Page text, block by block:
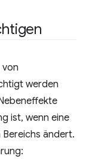
von
werden
ist, wenn eine
ändert.